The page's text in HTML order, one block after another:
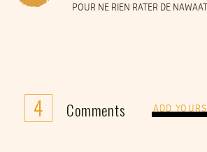
POUR NE RIEN RATER DE NAWAAT
4 Comments ADD YOURS